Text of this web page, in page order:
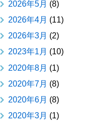
2026年5月 (8)
2026年4月 (11)
2026年3月 (2)
2023年1月 (10)
2020年8月 (1)
2020年7月 (8)
2020年6月 (8)
2020年3月 (1)